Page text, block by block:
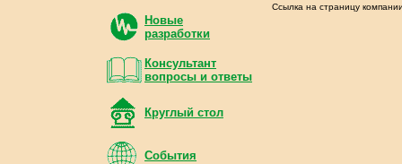
Новые
разработки
Консультант
вопросы и ответы
Круглый стол
События
Ссылка на страницу